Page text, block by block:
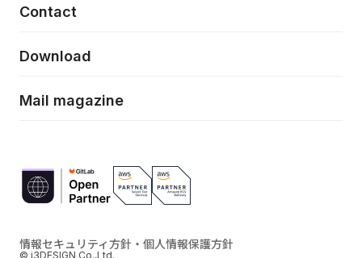
Event/Seminer
Contact
Download
Mail magazine
情報セキュリティ方針・個人情報保護方針
© i3DESIGN Co.,Ltd.